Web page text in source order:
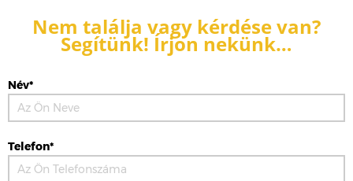
Nem találja vagy kérdése van?
Segítünk! Írjon nekünk…
Név*
Telefon*